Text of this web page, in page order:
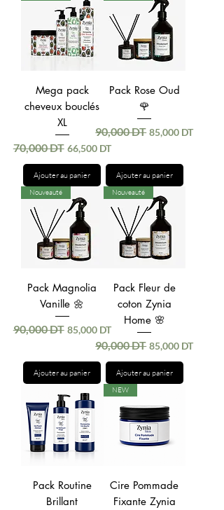
Mega pack
cheveux bouclés
XL
Prix original
70,000 DT Prix promotionnel
66,500 DT
Ajouter au panier
Pack Rose Oud
🌹
Prix original
90,000 DT Prix promotionnel
85,000 DT
Ajouter au panier
Nouveauté
Pack Magnolia
Vanille 🌼
Prix original
90,000 DT Prix promotionnel
85,000 DT
Ajouter au panier
Nouveauté
Pack Fleur de
coton Zynia
Home 🌸
Prix original
90,000 DT Prix promotionnel
85,000 DT
Ajouter au panier
Pack Routine
Brillant
NEW
Cire Pommade
Fixante Zynia